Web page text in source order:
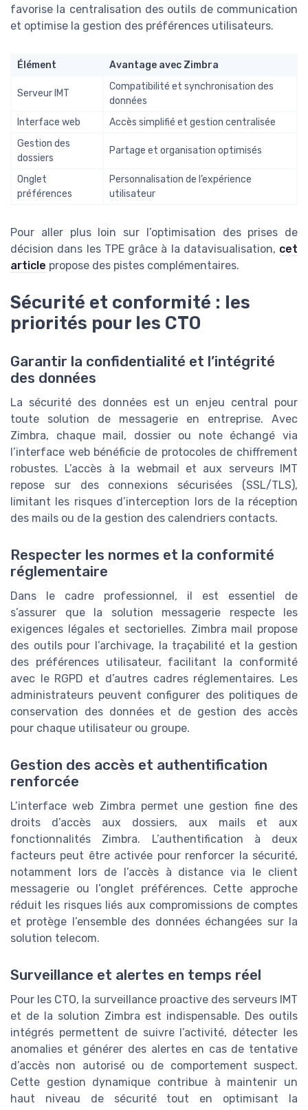
favorise la centralisation des outils de communication
et optimise la gestion des préférences utilisateurs.
Élément Avantage avec Zimbra
Serveur IMT
Compatibilité et synchronisation des
données
Interface web
Accès simplifié et gestion centralisée
Gestion des
dossiers
Partage et organisation optimisés
Onglet
préférences
Personnalisation de l’expérience
utilisateur
Pour aller plus loin sur l’optimisation des prises de
décision dans les TPE grâce à la datavisualisation, cet
article propose des pistes complémentaires.
Sécurité et conformité : les
priorités pour les CTO
Garantir la confidentialité et l’intégrité
des données
La sécurité des données est un enjeu central pour
toute solution de messagerie en entreprise. Avec
Zimbra, chaque mail, dossier ou note échangé via
l’interface web bénéficie de protocoles de chiffrement
robustes. L’accès à la webmail et aux serveurs IMT
repose sur des connexions sécurisées (SSL/TLS),
limitant les risques d’interception lors de la réception
des mails ou de la gestion des calendriers contacts.
Respecter les normes et la conformité
réglementaire
Dans le cadre professionnel, il est essentiel de
s’assurer que la solution messagerie respecte les
exigences légales et sectorielles. Zimbra mail propose
des outils pour l’archivage, la traçabilité et la gestion
des préférences utilisateur, facilitant la conformité
avec le RGPD et d’autres cadres réglementaires. Les
administrateurs peuvent configurer des politiques de
conservation des données et de gestion des accès
pour chaque utilisateur ou groupe.
Gestion des accès et authentification
renforcée
L’interface web Zimbra permet une gestion fine des
droits d’accès aux dossiers, aux mails et aux
fonctionnalités Zimbra. L’authentification à deux
facteurs peut être activée pour renforcer la sécurité,
notamment lors de l’accès à distance via le client
messagerie ou l’onglet préférences. Cette approche
réduit les risques liés aux compromissions de comptes
et protège l’ensemble des données échangées sur la
solution telecom.
Surveillance et alertes en temps réel
Pour les CTO, la surveillance proactive des serveurs IMT
et de la solution Zimbra est indispensable. Des outils
intégrés permettent de suivre l’activité, détecter les
anomalies et générer des alertes en cas de tentative
d’accès non autorisé ou de comportement suspect.
Cette gestion dynamique contribue à maintenir un
haut niveau de sécurité tout en optimisant la